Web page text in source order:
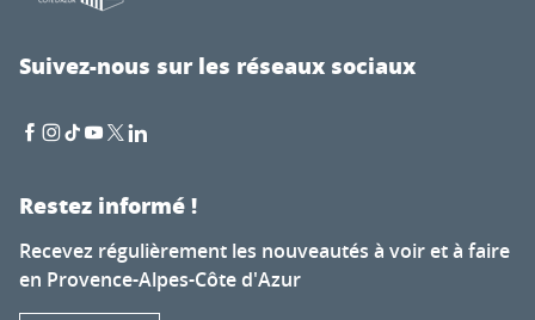
Suivez-nous sur les réseaux sociaux
Restez informé !
Recevez régulièrement les nouveautés à voir et à faire
en Provence-Alpes-Côte d'Azur